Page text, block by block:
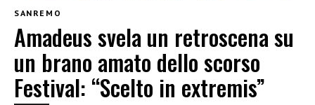
SANREMO
Amadeus svela un retroscena su
un brano amato dello scorso
Festival: “Scelto in extremis”